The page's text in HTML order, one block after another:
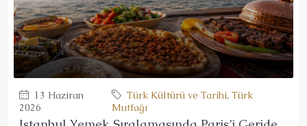
13 Haziran
2026
Türk Kültürü ve Tarihi,Türk
Mutfağı